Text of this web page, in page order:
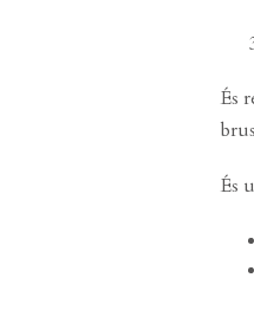
És
És